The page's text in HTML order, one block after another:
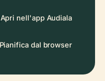
Apri nell'app Audiala
Pianifica dal browser